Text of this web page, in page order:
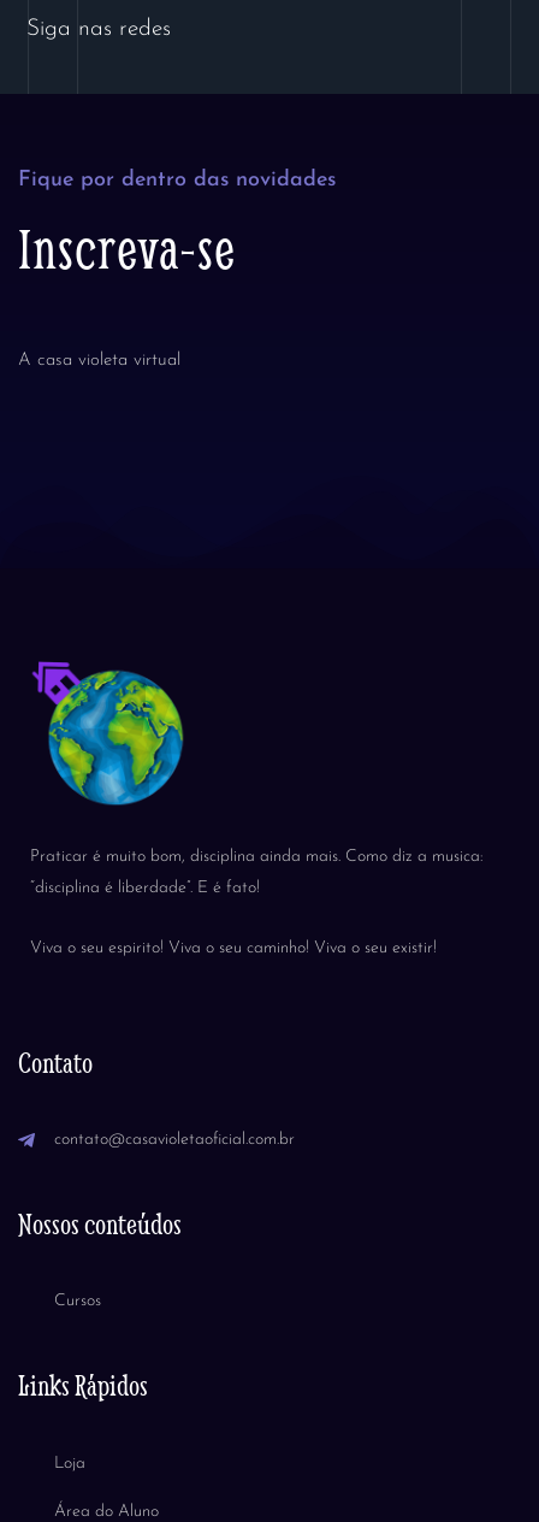
Siga nas redes
Fique por dentro das novidades
Inscreva-se
A casa violeta virtual
Praticar é muito bom, disciplina ainda mais. Como diz a musica:
“disciplina é liberdade”. E é fato!
Viva o seu espirito! Viva o seu caminho! Viva o seu existir!
Contato
contato@casavioletaoficial.com.br
Nossos conteúdos
Cursos
Links Rápidos
Loja
Área do Aluno